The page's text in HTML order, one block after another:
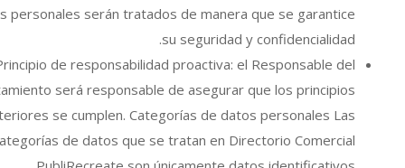
personales serán tratados de manera que se garantice
su seguridad y confidencialidad.
de responsabilidad proactiva: el Responsable del
será responsable de asegurar que los principios
se cumplen. Categorías de datos personales Las
de datos que se tratan en Directorio Comercial